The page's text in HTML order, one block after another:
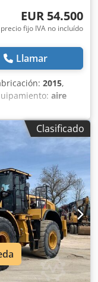
EUR 54.500
precio fijo IVA no incluído
Llamar
2015,
aire
de fabricación:
Cabina
de visión
3,10 m
pinza y
rápido
de rodaje
de 600 mm de
de lubricación
de trabajo:
Clasificado